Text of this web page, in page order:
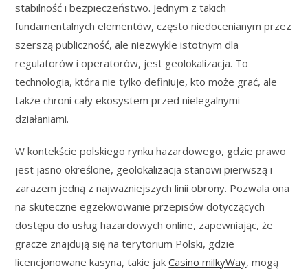
stabilność i bezpieczeństwo. Jednym z takich
fundamentalnych elementów, często niedocenianym przez
szerszą publiczność, ale niezwykle istotnym dla
regulatorów i operatorów, jest geolokalizacja. To
technologia, która nie tylko definiuje, kto może grać, ale
także chroni cały ekosystem przed nielegalnymi
działaniami.
W kontekście polskiego rynku hazardowego, gdzie prawo
jest jasno określone, geolokalizacja stanowi pierwszą i
zarazem jedną z najważniejszych linii obrony. Pozwala ona
na skuteczne egzekwowanie przepisów dotyczących
dostępu do usług hazardowych online, zapewniając, że
gracze znajdują się na terytorium Polski, gdzie
licencjonowane kasyna, takie jakCasino milkyWay, mogą